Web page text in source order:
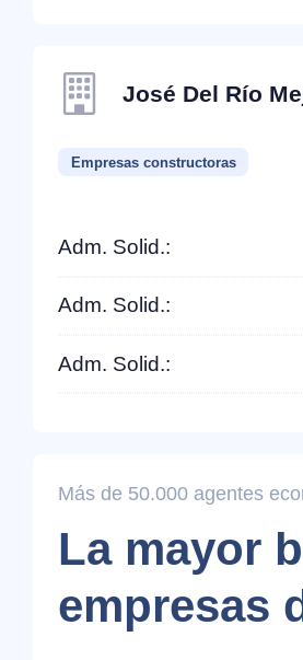
José Del Río
Empresas constructoras
Adm. Solid.:
Adm. Solid.:
Adm. Solid.:
Más de 50.000 agentes
La mayor
empresas